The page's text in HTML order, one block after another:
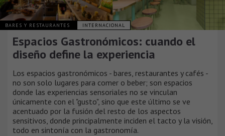
BARES Y RESTAURANTES INTERNACIONAL
Espacios Gastronómicos: cuando el
diseño define la experiencia
Los espacios gastronómicos - bares, restaurantes y cafés -
no son solo lugares para comer o beber; son espacios
donde las experiencias sensoriales no se vinculan
únicamente con el "gusto", sino que este último se ve
acentuado por la fusión del resto de los aspectos
sensitivos, donde principalmente inciden el tacto y la visión,
todo en sintonía con la gastronomía.